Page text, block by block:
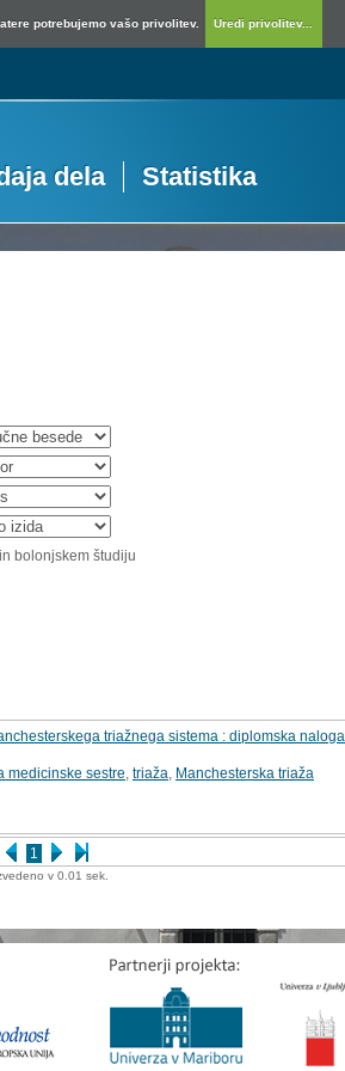
potrebujemo vašo privolitev. Uredi privolitev...
dela Statistika
bolonjskem študiju
1
triažnega sistema : diplomska naloga
medicinske sestre triaža Manchesterska triaža
v 0.01 sek.